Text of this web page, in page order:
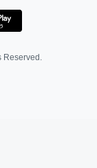
Reserved.